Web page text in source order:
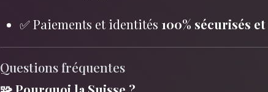
✅ Paiements et identités 100% sécurisés
Questions fréquentes